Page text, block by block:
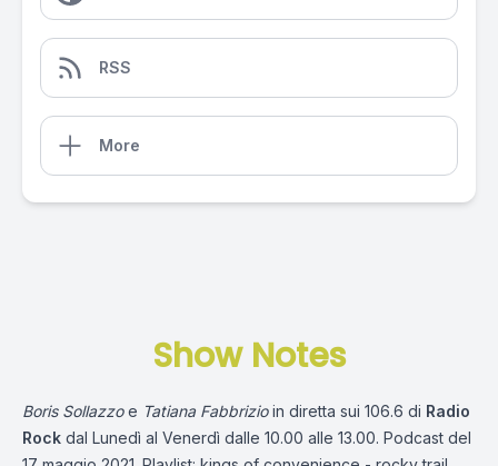
RSS
More
Show Notes
Boris Sollazzoe Tatiana Fabbrizioin diretta sui 106.6 di Radio
Rock dal Lunedì al Venerdì dalle 10.00 alle 13.00. Podcast del